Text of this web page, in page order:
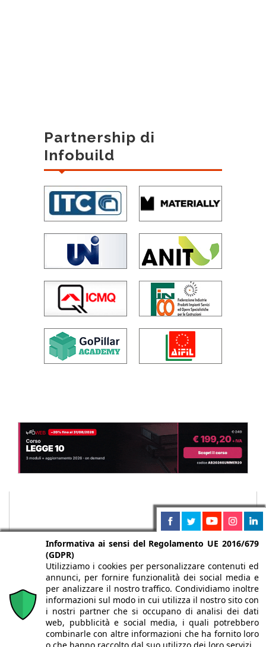
Partnership di
Infobuild
Chi siamo Autori Per la tua pubblicità
Iscriviti alla
newsletter
Informativa ai sensi del Regolamento UE 2016/679
(GDPR)
Utilizziamo i cookies per personalizzare contenuti ed
annunci, per fornire funzionalità dei social media e
per analizzare il nostro traffico. Condividiamo inoltre
informazioni sul modo in cui utilizza il nostro sito con
i nostri partner che si occupano di analisi dei dati
web, pubblicità e social media, i quali potrebbero
combinarle con altre informazioni che ha fornito loro